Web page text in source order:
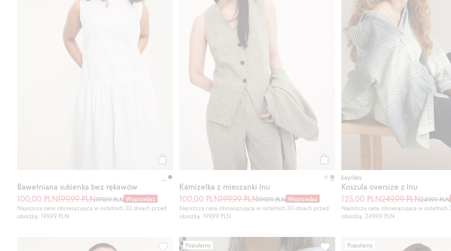
Bawełniana sukienka bez rękawów
100,00 PLN199,99 PLN199,99 PLN Wyprzedaż
Najniższa cena obowiązująca w ostatnich 30 dniach przed
obniżką: 199,99 PLN
Kamizelka z mieszanki lnu
100,00 PLN199,99 PLN199,99 PLN Wyprzedaż
Najniższa cena obowiązująca w ostatnich 30 dniach przed
obniżką: 199,99 PLN
kay/day
Koszula oversize z lnu
125,00 PLN249,99 PLN249,99 PLN
Najniższa cena obowiązująca w ostatnich
obniżką: 249,99 PLN
Popularny Popularny